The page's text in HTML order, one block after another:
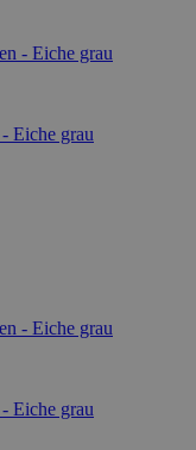
Eiche grau
Eiche grau